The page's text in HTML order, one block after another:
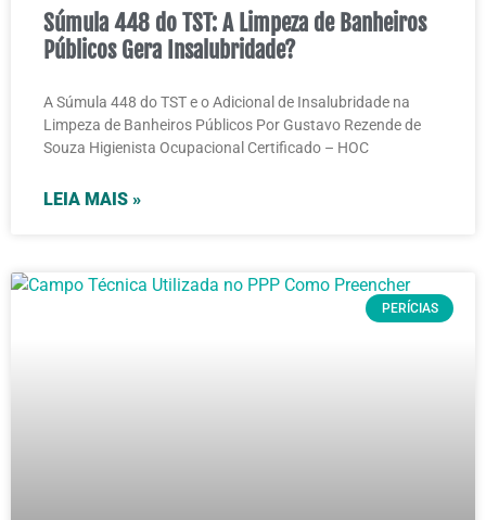
Súmula 448 do TST: A Limpeza de Banheiros
Públicos Gera Insalubridade?
A Súmula 448 do TST e o Adicional de Insalubridade na
Limpeza de Banheiros Públicos Por Gustavo Rezende de
Souza Higienista Ocupacional Certificado – HOC
LEIA MAIS »
PERÍCIAS